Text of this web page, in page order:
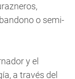
o semi-
y el
a través del